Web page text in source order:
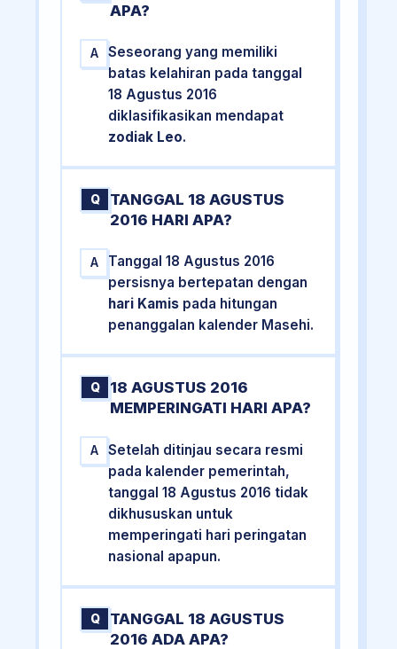
APA?
A
Seseorang yang memiliki
batas kelahiran pada tanggal
18 Agustus 2016
diklasifikasikan mendapat
zodiak Leo.
Q
TANGGAL 18 AGUSTUS
2016 HARI APA?
A
Tanggal 18 Agustus 2016
persisnya bertepatan dengan
hari Kamis pada hitungan
penanggalan kalender Masehi.
Q
18 AGUSTUS 2016
MEMPERINGATI HARI APA?
A
Setelah ditinjau secara resmi
pada kalender pemerintah,
tanggal 18 Agustus 2016 tidak
dikhususkan untuk
memperingati hari peringatan
nasional apapun.
Q
TANGGAL 18 AGUSTUS
2016 ADA APA?